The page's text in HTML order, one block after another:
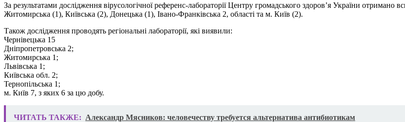
За результатами дослідження вірусологічної референс-лабораторії Центру громадського здоров’я України отримано
Житомирська (1), Київська (2), Донецька (1), Івано-Франківська 2, області та м. Київ (2).
Також дослідження проводять регіональні лабораторії, які виявили:
Чернівецька 15
Дніпропетровська 2;
Житомирська 1;
Львівська 1;
Київська обл. 2;
Тернопільська 1;
м. Київ 7, з яких 6 за цю добу.
ЧИТАТЬ ТАКЖЕ: Александр Мясников: человечеству требуется альтернатива антибиотикам